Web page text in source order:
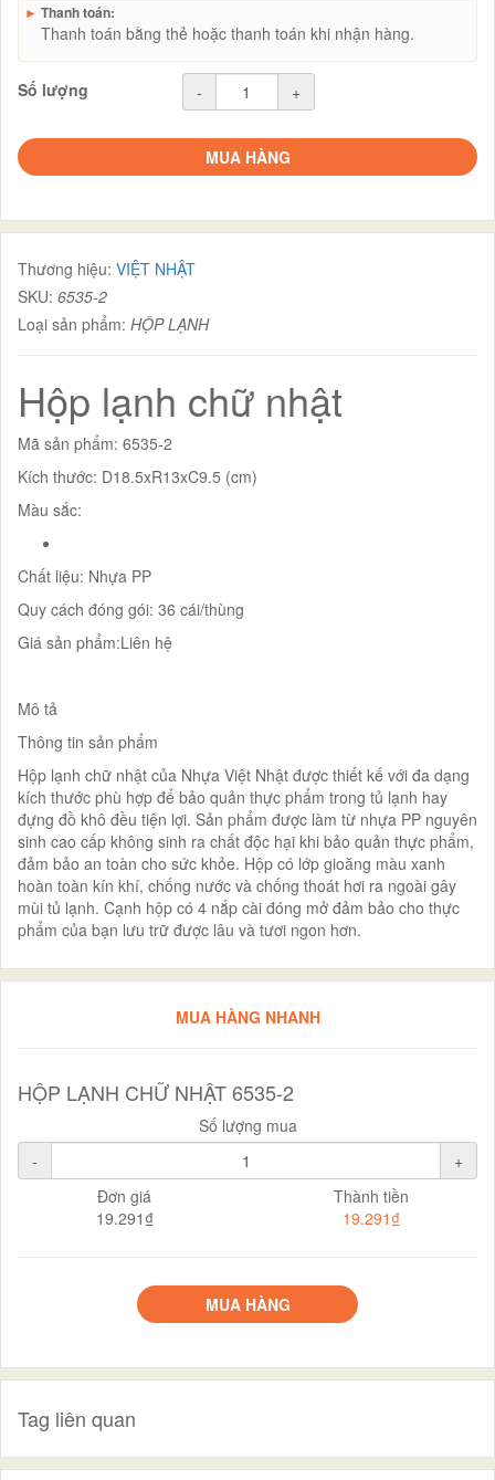
► Thanh toán:
Thanh toán bằng thẻ hoặc thanh toán khi nhận hàng.
Số lượng - +
MUA HÀNG
Thương hiệu: VIỆT NHẬT
SKU: 6535-2
Loại sản phẩm: HỘP LẠNH
Hộp lạnh chữ nhật
Mã sản phẩm: 6535-2
Kích thước: D18.5xR13xC9.5 (cm)
Màu sắc:
Chất liệu: Nhựa PP
Quy cách đóng gói: 36 cái/thùng
Giá sản phẩm:Liên hệ
Mô tả
Thông tin sản phẩm
Hộp lạnh chữ nhật của Nhựa Việt Nhật được thiết kế với đa dạng
kích thước phù hợp để bảo quản thực phẩm trong tủ lạnh hay
đựng đồ khô đều tiện lợi. Sản phẩm được làm từ nhựa PP nguyên
sinh cao cấp không sinh ra chất độc hại khi bảo quản thực phẩm,
đảm bảo an toàn cho sức khỏe. Hộp có lớp gioăng màu xanh
hoàn toàn kín khí, chống nước và chống thoát hơi ra ngoài gây
mùi tủ lạnh. Cạnh hộp có 4 nắp cài đóng mở đảm bảo cho thực
phẩm của bạn lưu trữ được lâu và tươi ngon hơn.
MUA HÀNG NHANH
HỘP LẠNH CHỮ NHẬT 6535-2
Số lượng mua
-
+
Đơn giá
19.291₫
Thành tiền
19.291₫
MUA HÀNG
Tag liên quan